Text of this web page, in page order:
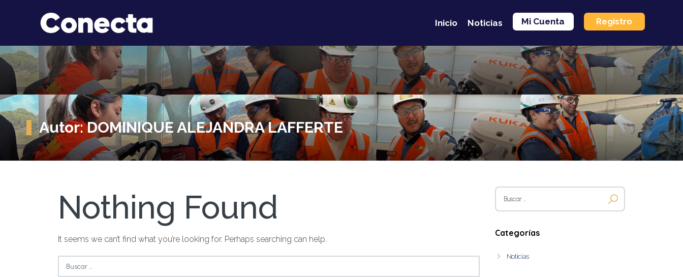
Inicio Noticias Mi Cuenta Registro
Autor:DOMINIQUE ALEJANDRA LAFFERTE
Nothing Found
It seems we can’t find what you’re looking for. Perhaps searching can help.
Buscar:
Buscar:
Categorías
Noticias